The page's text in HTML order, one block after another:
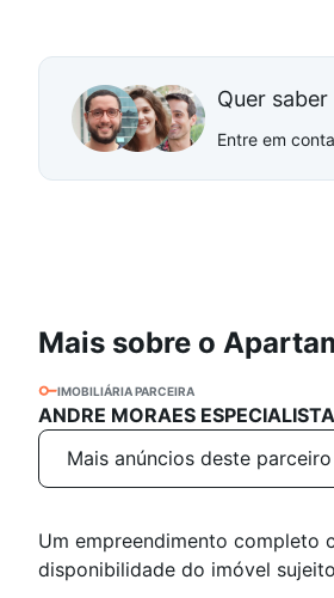
Quer
Entre em
Mais sobre o
IMOBILIÁRIA PARCEIRA
ANDRE MORAES
Mais anúncios deste parceiro
Um empreendimento completo
disponibilidade do imóvel